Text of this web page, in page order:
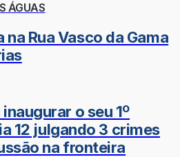
ÁGUAS
Rua Vasco da Gama
o seu 1º
12 julgando 3 crimes
na fronteira